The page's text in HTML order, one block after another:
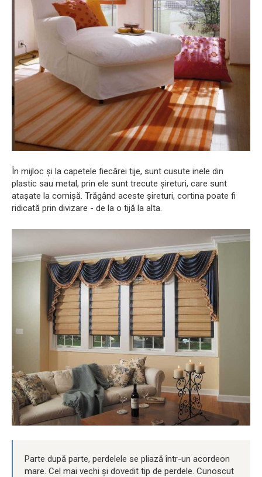
În mijloc și la capetele fiecărei tije, sunt cusute inele din
plastic sau metal, prin ele sunt trecute șireturi, care sunt
atașate la cornișă. Trăgând aceste șireturi, cortina poate fi
ridicată prin divizare - de la o tijă la alta.
Parte după parte, perdelele se pliază într-un acordeon
mare. Cel mai vechi și dovedit tip de perdele. Cunoscut